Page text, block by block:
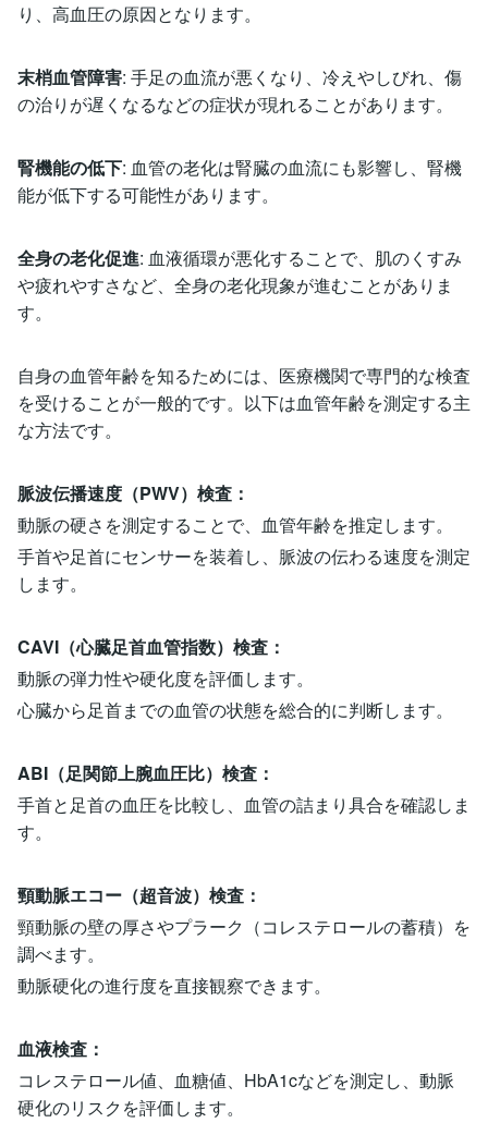
り、高血圧の原因となります。
末梢血管障害: 手足の血流が悪くなり、冷えやしびれ、傷
の治りが遅くなるなどの症状が現れることがあります。
腎機能の低下: 血管の老化は腎臓の血流にも影響し、腎機
能が低下する可能性があります。
全身の老化促進: 血液循環が悪化することで、肌のくすみ
や疲れやすさなど、全身の老化現象が進むことがありま
す。
自身の血管年齢を知るためには、医療機関で専門的な検査
を受けることが一般的です。以下は血管年齢を測定する主
な方法です。
脈波伝播速度（PWV）検査：
動脈の硬さを測定することで、血管年齢を推定します。
手首や足首にセンサーを装着し、脈波の伝わる速度を測定
します。
CAVI（心臓足首血管指数）検査：
動脈の弾力性や硬化度を評価します。
心臓から足首までの血管の状態を総合的に判断します。
ABI（足関節上腕血圧比）検査：
手首と足首の血圧を比較し、血管の詰まり具合を確認しま
す。
頸動脈エコー（超音波）検査：
頸動脈の壁の厚さやプラーク（コレステロールの蓄積）を
調べます。
動脈硬化の進行度を直接観察できます。
血液検査：
コレステロール値、血糖値、HbA1cなどを測定し、動脈
硬化のリスクを評価します。